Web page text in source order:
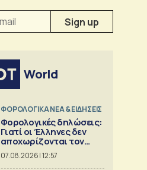
World
ΦΟΡΟΛΟΓΙΚΑ ΝΕΑ & EΙΔΗΣΕΙΣ
Φορολογικές δηλώσεις:
Γιατί οι Έλληνες δεν
αποχωρίζονται τον
λογιστή
07.08.2026 | 12:57